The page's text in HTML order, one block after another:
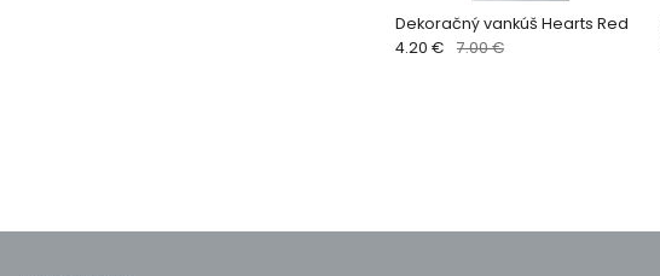
Dekoračný vankúš Hearts Red
4.20 € 7.00 €